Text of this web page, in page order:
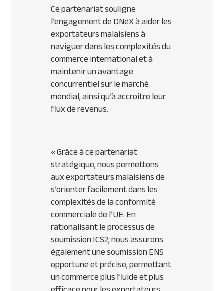
Ce partenariat souligne
l’engagement de DNeX à aider les
exportateurs malaisiens à
naviguer dans les complexités du
commerce international et à
maintenir un avantage
concurrentiel sur le marché
mondial, ainsi qu’à accroître leur
flux de revenus.
«Grâce à ce partenariat
stratégique, nous permettons
aux exportateurs malaisiens de
s’orienter facilement dans les
complexités de la conformité
commerciale de l’UE. En
rationalisant le processus de
soumission ICS2, nous assurons
également une soumission ENS
opportune et précise, permettant
un commerce plus fluide et plus